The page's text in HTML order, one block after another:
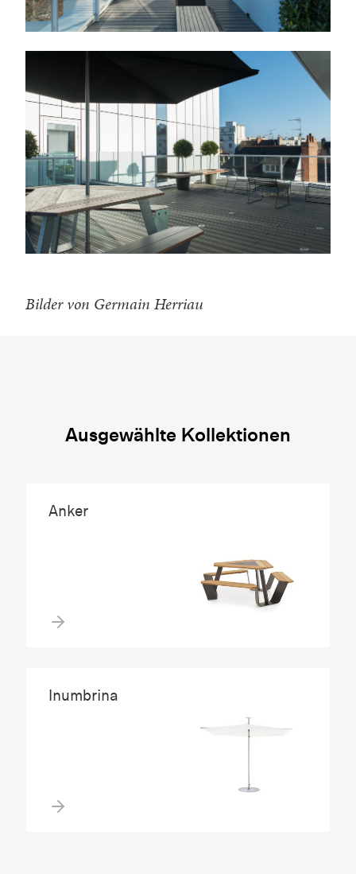
Bilder von Germain Herriau
Ausgewählte Kollektionen
Anker
Inumbrina